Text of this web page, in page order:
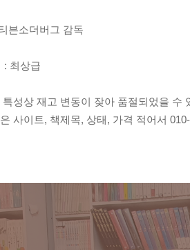
븐소더버그 감독
: 최상급
특성상 재고 변동이 잦아 품절되었을 수
사이트, 책제목, 상태, 가격 적어서